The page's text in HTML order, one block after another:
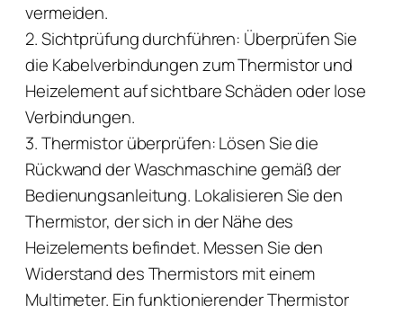
vermeiden.
2. Sichtprüfung durchführen: Überprüfen Sie
die Kabelverbindungen zum Thermistor und
Heizelement auf sichtbare Schäden oder lose
Verbindungen.
3. Thermistor überprüfen: Lösen Sie die
Rückwand der Waschmaschine gemäß der
Bedienungsanleitung. Lokalisieren Sie den
Thermistor, der sich in der Nähe des
Heizelements befindet. Messen Sie den
Widerstand des Thermistors mit einem
Multimeter. Ein funktionierender Thermistor